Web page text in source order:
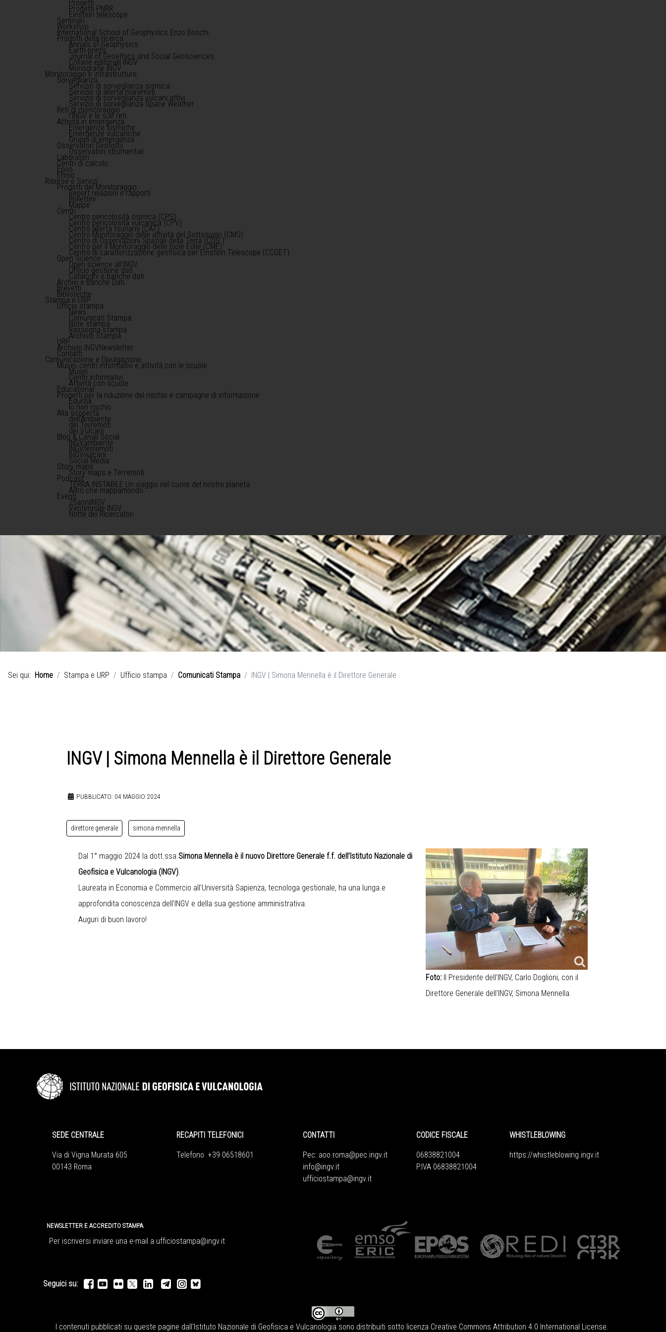
Progetti
Progetti PNRR
Einstein telescope
Seminari
Workshop
International School of Geophysics Enzo Boschi
Prodotti della ricerca
Annals of Geophysics
Earth-prints
Journal of Geoethics and Social Geosciences
Collane editoriali INGV
Monografie INGV
Monitoraggio e infrastrutture
Sorveglianza
Servizio di sorveglianza sismica
Servizio di allerta maremoti
Servizio di sorveglianza vulcani attivi
Servizio di sorveglianza Space Weather
Reti di monitoraggio
l'INGV e le sue reti
Attività in emergenza
Emergenze sismiche
Emergenze vulcaniche
Gruppi di emergenza
Osservatori Geofisici
Osservatori strumentali
Laboratori
Centri di calcolo
Epos
Emso
Risorse e Servizi
Prodotti del Monitoraggio
Report relazioni e rapporti
Bollettini
Mappe
Centri
Centro pericolosità sismica (CPS)
Centro pericolosità vulcanica (CPV)
Centro allerta tsunami (CAT)
Centro Monitoraggio delle attività del Sottosuolo (CMS)
Centro di Osservazioni Spaziali della Terra (COS )
Centro per il Monitoraggio delle Isole Eolie (CME)
Centro di caratterizzazione geofisica per Einstein Telescope (CCGET)
Open Science
Open science all'INGV
Ufficio gestione dati
Cataloghi e banche dati
Archivi e Banche Dati
Brevetti
Biblioteche
Stampa e URP
Ufficio stampa
News
Comunicati Stampa
Note stampa
Rassegna stampa
Archivio Stampa
URP
Archivio INGVNewsletter
Contatti
Comunicazione e Divulgazione
Musei, centri informativi e attività con le scuole
Musei
Centri informativi
Attività con scuole
Educational
Progetti per la riduzione del rischio e campagne di informazione
Edurisk
Io non rischio
Alla scoperta
dell'Ambiente
dei Terremoti
dei Vulcani
Blog & Canali Social
INGVambiente
INGVterremoti
INGVvulcani
Social Media
Story maps
Story maps e Terremoti
Podcast
TERRA INSTABILE Un viaggio nel cuore del nostro pianeta
Altro che mappamondo
Eventi
25anniINGV
Ventennale INGV
Notte dei Ricercatori
Sei qui: Home Stampa e URP Ufficio stampa Comunicati Stampa INGV | Simona Mennella è il Direttore Generale
INGV | Simona Mennella è il Direttore Generale
PUBBLICATO: 04 MAGGIO 2024
direttore generale simona mennella
Dal 1° maggio 2024 la dott.ssa Simona Mennella è il nuovo Direttore Generale f.f. dell’Istituto Nazionale di
Geofisica e Vulcanologia (INGV).
Laureata in Economia e Commercio all’Università Sapienza, tecnologa gestionale, ha una lunga e
approfondita conoscenza dell’INGV e della sua gestione amministrativa.
Auguri di buon lavoro!
Foto: Il Presidente dell'INGV, Carlo Doglioni, con il
Direttore Generale dell'INGV, Simona Mennella.
SEDE CENTRALE
Via di Vigna Murata 605
00143 Roma
RECAPITI TELEFONICI
Telefono +39 06518601
CONTATTI
Pec: aoo.roma@pec.ingv.it
info@ingv.it
ufficiostampa@ingv.it
CODICE FISCALE
06838821004
P.IVA 06838821004
WHISTLEBLOWING
https://whistleblowing.ingv. it
NEWSLETTER E ACCREDITO STAMPA
Per iscriversi inviare una e-mail a ufficiostampa@ingv.it
Seguici su:
I contenuti pubblicati su queste pagine dall'Istituto Nazionale di Geofisica e Vulcanologia sono distribuiti sotto licenza Creative Commons Attribution 4.0 International License